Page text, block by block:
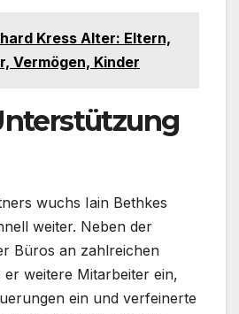
Kress Alter: Eltern,
Vermögen, Kinder
wuchs Iain Bethkes
weiter. Neben der
Büros an zahlreichen
weitere Mitarbeiter ein,
ein und verfeinerte